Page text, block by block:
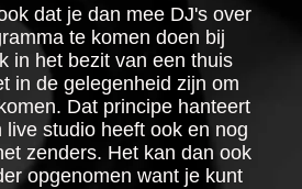
dat je dan mee DJ's over
te komen doen bij
in het bezit van een thuis
in de gelegenheid zijn om
Dat principe hanteert
studio heeft ook en nog
zenders. Het kan dan ook
opgenomen want je kunt